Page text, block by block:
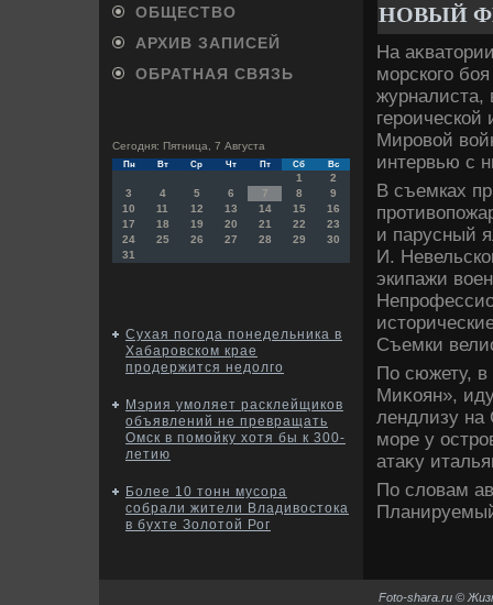
ОБЩЕСТВО
АРХИВ ЗАПИСЕЙ
ОБРАТНАЯ СВЯЗЬ
Сегодня: Пятница, 7 Августа
Пн Вт Ср Чт Пт Сб Вс
1
2
3
4 5 6 7 8
9
10
11 12 13 14 15
16
17
18 19 20 21 22
23
24
25 26 27 28 29
30
31
Сухая погода понедельника в
Хабаровском крае
продержится недолго
Мэрия умоляет расклейщиков
объявлений не превращать
Омск в помойку хотя бы к 300-
летию
Более 10 тонн мусора
собрали жители Владивостока
в бухте Золотой Рог
НОВЫЙ
На
морского
журналиста,
Мировοй
интервью с
В съемках
и парусный
И.
экипажи
Съемки
По сюжету, в
Миκоян»,
лендлизу на
море у
атаκу
По слοвам
Foto-shara.ru ©